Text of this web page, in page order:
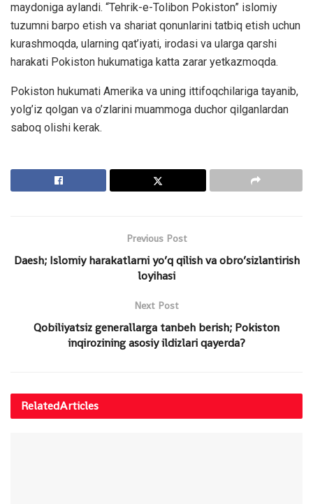
maydoniga aylandi. “Tehrik-e-Tolibon Pokiston” islomiy
tuzumni barpo etish va shariat qonunlarini tatbiq etish uchun
kurashmoqda, ularning qat’iyati, irodasi va ularga qarshi
harakati Pokiston hukumatiga katta zarar yetkazmoqda.
Pokiston hukumati Amerika va uning ittifoqchilariga tayanib,
yolg’iz qolgan va o’zlarini muammoga duchor qilganlardan
saboq olishi kerak.
Previous Post
Daesh; Islomiy harakatlarni yo’q qilish va obro’sizlantirish
loyihasi
Next Post
Qobiliyatsiz generallarga tanbeh berish; Pokiston
inqirozining asosiy ildizlari qayerda?
RelatedArticles